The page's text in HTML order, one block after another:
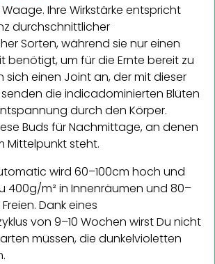
Ihre Wirkstärke entspricht
durchschnittlicher
Sorten, während sie nur einen
benötigt, um für die Ernte bereit zu
sich einen Joint an, der mit dieser
die indicadominierten Blüten
durch den Körper.
Buds für Nachmittage, an denen
Mittelpunkt steht.
wird 60–100cm hoch und
400g/m² in Innenräumen und 80–
Dank eines
von 9–10 Wochen wirst Du nicht
müssen, die dunkelvioletten